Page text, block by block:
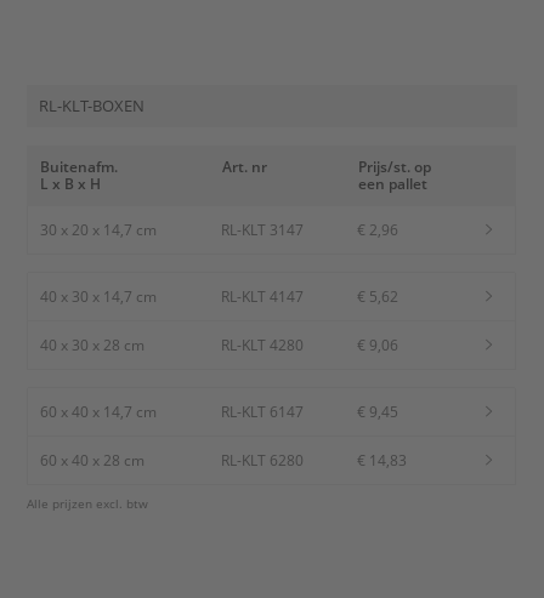
RL-KLT-BOXEN
Buitenafm.
L x B x H
Art. nr
Prijs/st. op
een pallet
30 x 20 x 14,7 cm RL-KLT 3147 € 2,96
40 x 30 x 14,7 cm RL-KLT 4147 € 5,62
40 x 30 x 28 cm RL-KLT 4280 € 9,06
60 x 40 x 14,7 cm RL-KLT 6147 € 9,45
60 x 40 x 28 cm RL-KLT 6280 € 14,83
Alle prijzen excl. btw